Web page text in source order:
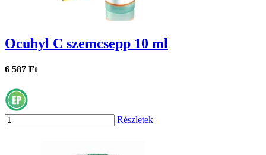
Ocuhyl C szemcsepp 10 ml
6 587 Ft
Részletek